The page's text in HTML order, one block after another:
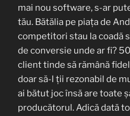
mai nou software, s-ar
tău. Bătălia pe piața de
competitori stau la coadă
de conversie unde ar fi?
client tinde să rămână
doar să-l ții rezonabil de
ai bătut joc însă are toate
producătorul. Adică dată